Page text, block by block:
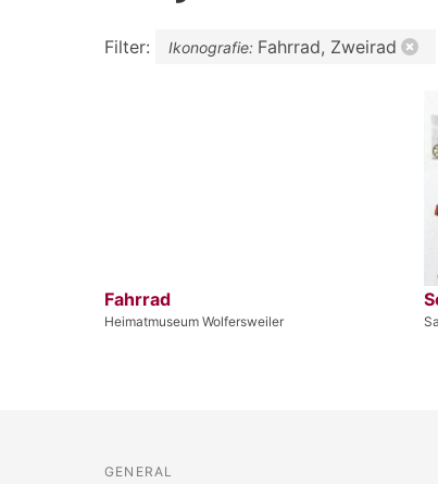
Filter: Ikonografie: Fahrrad, Zweirad
Fahrrad
Heimatmuseum Wolfersweiler
GENERAL